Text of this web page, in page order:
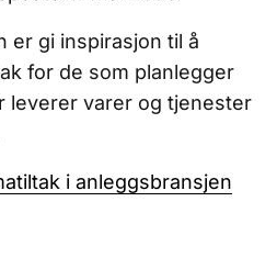
er gi inspirasjon til å
for de som planlegger
leverer varer og tjenester
i anleggsbransjen